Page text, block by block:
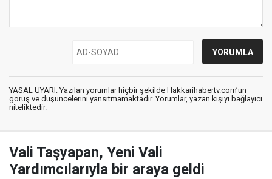
YASAL UYARI: Yazılan yorumlar hiçbir şekilde Hakkarihabertv.com’un
görüş ve düşüncelerini yansıtmamaktadır. Yorumlar, yazan kişiyi bağlayıcı
niteliktedir.
Vali Taşyapan, Yeni Vali
Yardımcılarıyla bir araya geldi